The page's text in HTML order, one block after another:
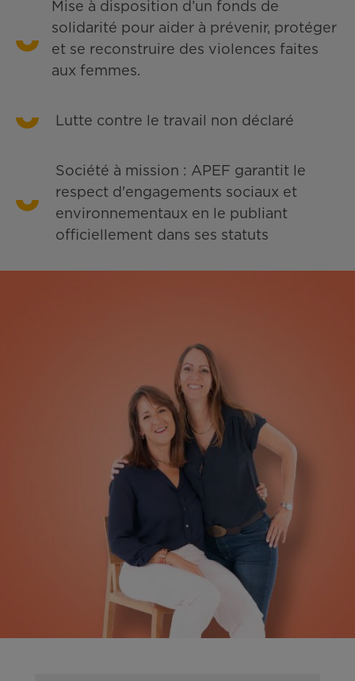
Mise à disposition d’un fonds de
solidarité pour aider à prévenir, protéger
et se reconstruire des violences faites
aux femmes.
Lutte contre le travail non déclaré
Société à mission : APEF garantit le
respect d'engagements sociaux et
environnementaux en le publiant
officiellement dans ses statuts